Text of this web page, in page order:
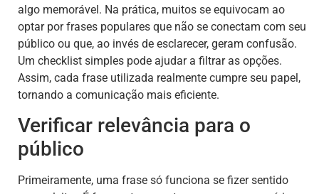
algo memorável. Na prática, muitos se equivocam ao
optar por frases populares que não se conectam com seu
público ou que, ao invés de esclarecer, geram confusão.
Um checklist simples pode ajudar a filtrar as opções.
Assim, cada frase utilizada realmente cumpre seu papel,
tornando a comunicação mais eficiente.
Verificar relevância para o
público
Primeiramente, uma frase só funciona se fizer sentido